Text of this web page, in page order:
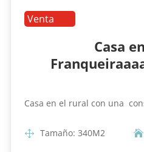
Venta
Casa
Casa en el rural con una
Tamaño: 340M2